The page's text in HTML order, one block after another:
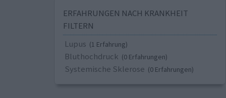
ERFAHRUNGEN NACH KRANKHEIT
FILTERN
Lupus (1 Erfahrung)
Bluthochdruck (0 Erfahrungen)
Systemische Sklerose (0 Erfahrungen)